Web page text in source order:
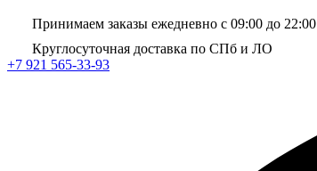
Принимаем заказы ежедневно с 09:00 до 22:00
Круглосуточная доставка по СПб и ЛО
+7 921 565-33-93